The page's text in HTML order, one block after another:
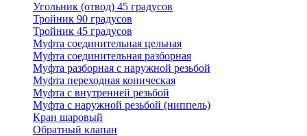
Угольник (отвод) 45 градусов
Тройник 90 градусов
Тройник 45 градусов
Муфта соединительная цельная
Муфта соединительная разборная
Муфта разборная с наружной резьбой
Муфта переходная коническая
Муфта с внутренней резьбой
Муфта с наружной резьбой (ниппель)
Кран шаровый
Обратный клапан